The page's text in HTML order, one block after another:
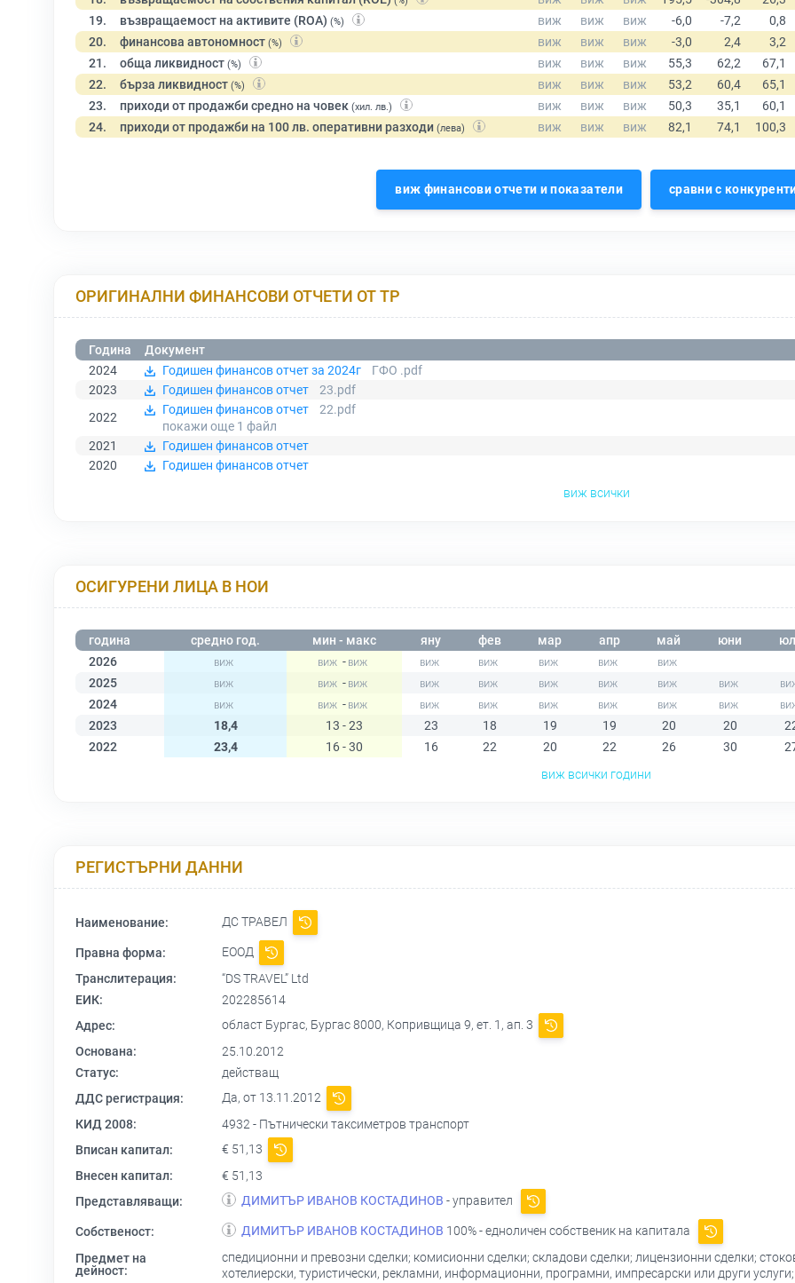
19. възвращаемост на активите (ROA) (%)
20. финансова автономност (%)
21. обща ликвидност (%)
22. бърза ликвидност (%)
23. приходи от продажби средно на човек (хил. лв.)
24. приходи от продажби на 100 лв. оперативни разходи (лева)
виж финансови отчети и показатели сравни с
ОРИГИНАЛНИ ФИНАНСОВИ ОТЧЕТИ ОТ ТР
Година
Документ
2024
Годишен финансов отчет за 2024г
ГФО .pdf
2023
Годишен финансов отчет
23.pdf
2022
Годишен финансов отчет
22.pdf
покажи още 1 файл
2021
Годишен финансов отчет
2020
Годишен финансов отчет
виж всички
ОСИГУРЕНИ ЛИЦА В НОИ
година средно год. мин - макс яну фев мар апр май юни
2026
-
2025
-
2024
-
2023
18,4 13 - 23 23 18 19 19 20 20
2022
23,4 16 - 30 16 22 20 22 26 30
виж всички години
РЕГИСТЪРНИ ДАННИ
Наименование: ДС ТРАВЕЛ
Правна форма:
ЕООД
Транслитерация:
“DS TRAVEL” Ltd
ЕИК:
202285614
Адрес:
област Бургас, Бургас 8000, Копривщица 9, ет. 1, ап. 3
Основана:
25.10.2012
Статус:
действащ
ДДС регистрация:
Да, от 13.11.2012
КИД 2008:
4932 - Пътнически таксиметров транспорт
Вписан капитал:
€ 51,13
Внесен капитал:
€ 51,13
Представляващи:
ДИМИТЪР ИВАНОВ КОСТАДИНОВ - управител
Собственост: ДИМИТЪР ИВАНОВ КОСТАДИНОВ 100% - едноличен собственик на капитала
Предмет на
дейност:
спедиционни и превозни сделки; комисионни сделки; складови сделки; лицензионни сделки;
хотелиерски, туристически, рекламни, информационни, програмни, импресарски или други